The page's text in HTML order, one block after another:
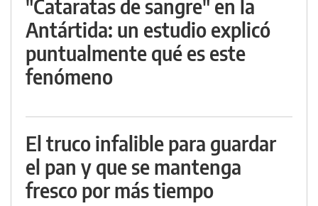
"Cataratas de sangre" en la
Antártida: un estudio explicó
puntualmente qué es este
fenómeno
El truco infalible para guardar
el pan y que se mantenga
fresco por más tiempo